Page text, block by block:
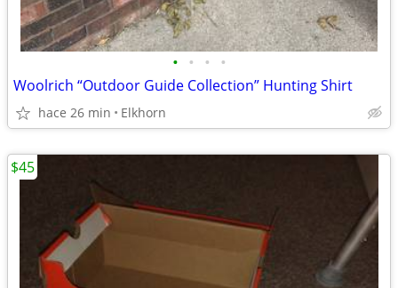
• • • •
Woolrich “Outdoor Guide Collection” Hunting Shirt
hace 26 min Elkhorn
$45